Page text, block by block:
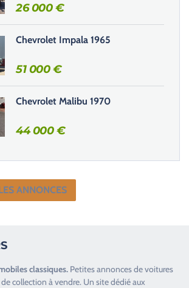
26 000€
Chevrolet Impala 1965
51 000€
Chevrolet Malibu 1970
44 000€
ANNONCES
classiques. Petites annonces devoitures
collection à vendre. Un site dédié aux